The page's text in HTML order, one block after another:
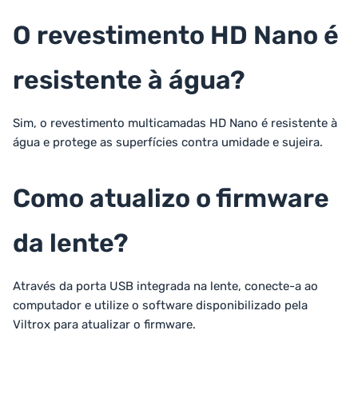
O revestimento HD Nano é
resistente à água?
Sim, o revestimento multicamadas HD Nano é resistente à
água e protege as superfícies contra umidade e sujeira.
Como atualizo o firmware
da lente?
Através da porta USB integrada na lente, conecte-a ao
computador e utilize o software disponibilizado pela
Viltrox para atualizar o firmware.